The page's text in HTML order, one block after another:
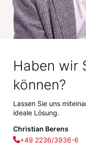
Haben wir
können?
Lassen Sie uns
ideale Lösung.
Christian Berens
+49 2236/3936-6